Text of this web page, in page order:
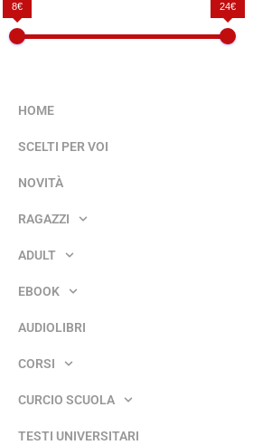
8€ 24€
HOME
SCELTI PER VOI
NOVITÀ
RAGAZZI
ADULT
EBOOK
AUDIOLIBRI
CORSI
CURCIO SCUOLA
TESTI UNIVERSITARI